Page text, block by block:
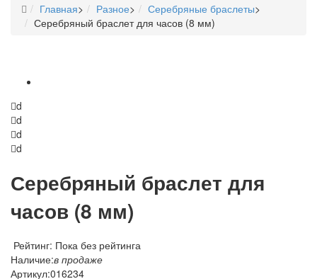
Главная> Разное> Серебряные браслеты>
Серебряный браслет для часов (8 мм)
d
d
d
d
Серебряный браслет для
часов (8 мм)
Рейтинг: Пока без рейтинга
Наличие:в продаже
Артикул:016234